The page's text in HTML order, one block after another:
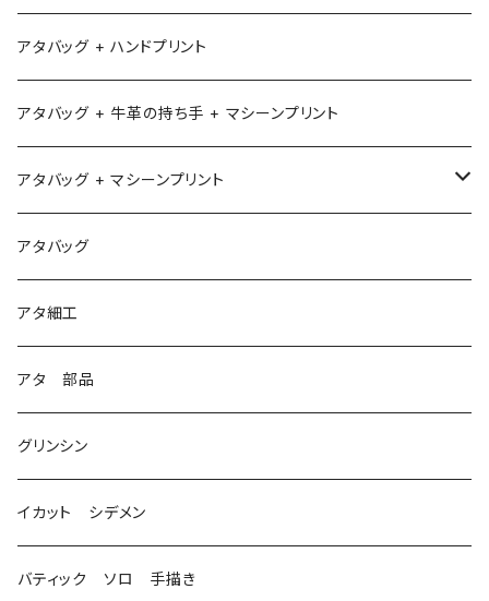
アタバッグ + ハンドプリント
アタバッグ + 牛革の持ち手 + マシーンプリント
アタバッグ + マシーンプリント
1
2
3
アタバッグ
アタ細工
アタ 部品
グリンシン
イカット シデメン
バティック ソロ 手描き